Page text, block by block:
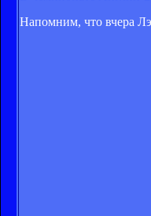
Напомним, что вчера